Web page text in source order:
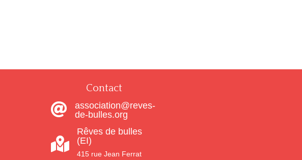
Contact

association@reves-
de-bulles.org

Rêves de bulles
(EI)
415 rue Jean Ferrat